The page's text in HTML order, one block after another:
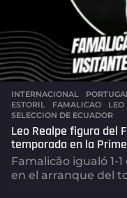
INTERNACIONAL ,
ESTORIL
,FAMALICAO ,LEO
SELECCION DE ECUADOR
Leo Realpe figura del
temporada en la
Famalicão igualó 1-
en el arranque del